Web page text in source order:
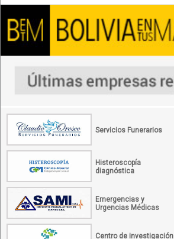
Servicios Funerarios
Histeroscopía
diagnóstica
Emergencias y
Urgencias Médicas
Centro de investigación